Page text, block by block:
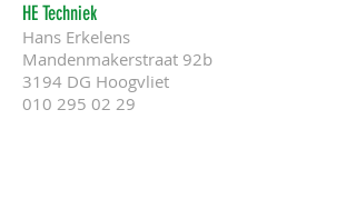
HE Techniek
Hans Erkelens
Mandenmakerstraat 92b
3194 DG Hoogvliet
010 295 02 29